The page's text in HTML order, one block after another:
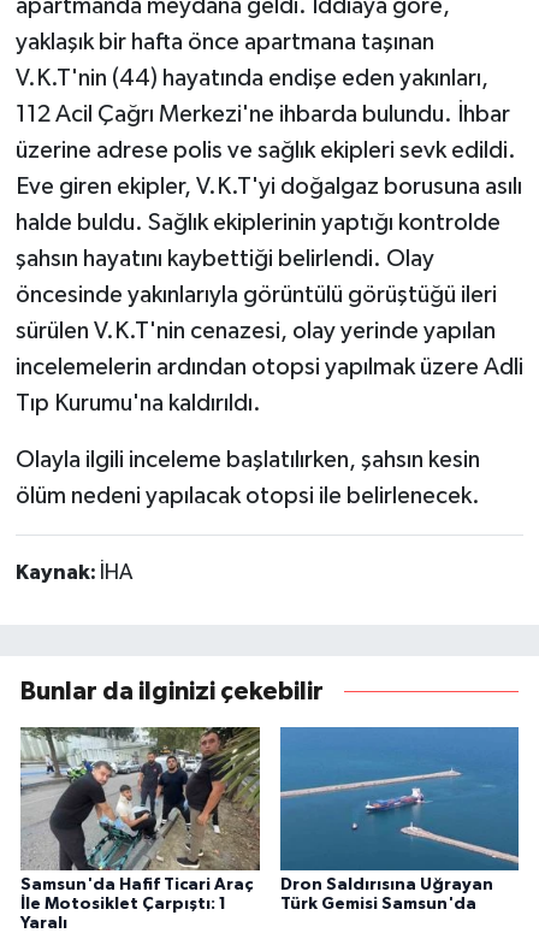
apartmanda meydana geldi. İddiaya göre,
yaklaşık bir hafta önce apartmana taşınan
V.K.T'nin (44) hayatında endişe eden yakınları,
112 Acil Çağrı Merkezi'ne ihbarda bulundu. İhbar
üzerine adrese polis ve sağlık ekipleri sevk edildi.
Eve giren ekipler, V.K.T'yi doğalgaz borusuna asılı
halde buldu. Sağlık ekiplerinin yaptığı kontrolde
şahsın hayatını kaybettiği belirlendi. Olay
öncesinde yakınlarıyla görüntülü görüştüğü ileri
sürülen V.K.T'nin cenazesi, olay yerinde yapılan
incelemelerin ardından otopsi yapılmak üzere Adli
Tıp Kurumu'na kaldırıldı.
Olayla ilgili inceleme başlatılırken, şahsın kesin
ölüm nedeni yapılacak otopsi ile belirlenecek.
Kaynak: İHA
Bunlar da ilginizi çekebilir
Samsun'da Hafif Ticari Araç
İle Motosiklet Çarpıştı: 1
Yaralı
Dron Saldırısına Uğrayan
Türk Gemisi Samsun'da